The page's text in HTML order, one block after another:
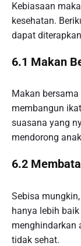
Kebiasaan
kesehatan.
dapat
6.1 Makan
Makan
membangun
suasana yang
mendorong
6.2
Sebisa
hanya lebih
menghindarkan
tidak sehat.